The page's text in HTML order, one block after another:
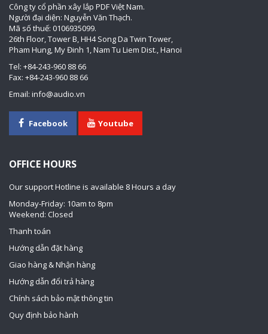
Công ty cổ phần xây lắp PDF Việt Nam.
Người đại diện: Nguyễn Văn Thạch.
Mã số thuế: 0106935099.
26th Floor, Tower B, HH4 Song Da Twin Tower,
Pham Hung, My Đinh 1, Nam Tu Liem Dist., Hanoi
Tel: +84-243-960 88 66
Fax: +84-243-960 88 66
Email: info@audio.vn
Facebook Youtube
OFFICE HOURS
Our support Hotline is available 8 Hours a day
Monday-Friday: 10am to 8pm
Weekend: Closed
Thanh toán
Hướng dẫn đặt hàng
Giao hàng & Nhận hàng
Hướng dẫn đổi trả hàng
Chính sách bảo mật thông tin
Quy định bảo hành